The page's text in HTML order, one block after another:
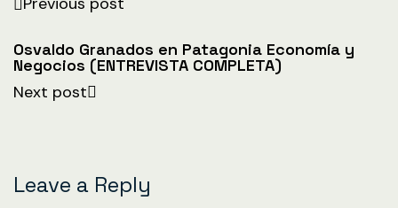
Osvaldo Granados en Patagonia Economía y
Negocios (ENTREVISTA COMPLETA)
Next post
Leave a Reply